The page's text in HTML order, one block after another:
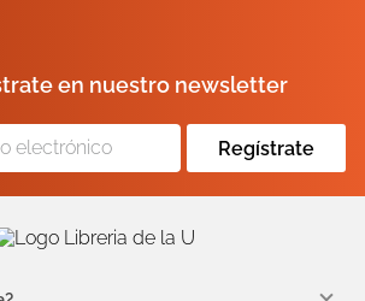
en nuestro newsletter
Regístrate